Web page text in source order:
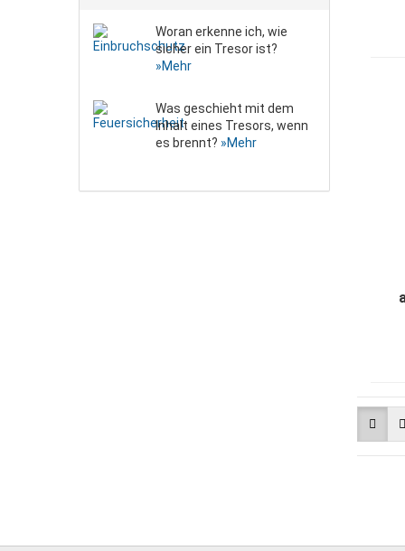
Woran erkenne ich, wie
sicher ein Tresor ist?
»Mehr
Was geschieht mit dem
Inhalt eines Tresors, wenn
es brennt? »Mehr